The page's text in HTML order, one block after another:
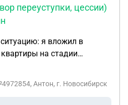
переуступки, цессии)
на стадии
9 млн. рублей
до сдачи
Антон, г. Новосибирск